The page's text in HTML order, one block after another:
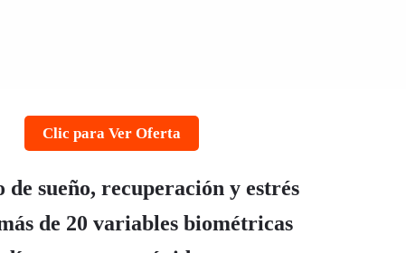
Clic para Ver Oferta
de sueño, recuperación y estrés
de 20 variables biométricas